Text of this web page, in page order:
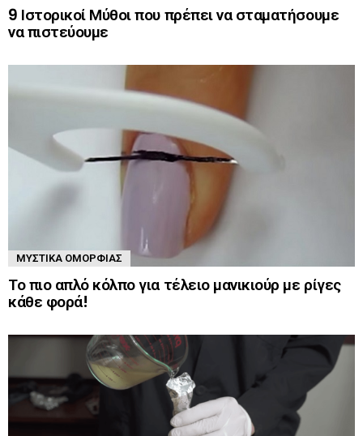
9 Ιστορικοί Μύθοι που πρέπει να σταματήσουμε
να πιστεύουμε
ΜΥΣΤΙΚΆ ΟΜΟΡΦΙΆΣ
Το πιο απλό κόλπο για τέλειο μανικιούρ με ρίγες
κάθε φορά!